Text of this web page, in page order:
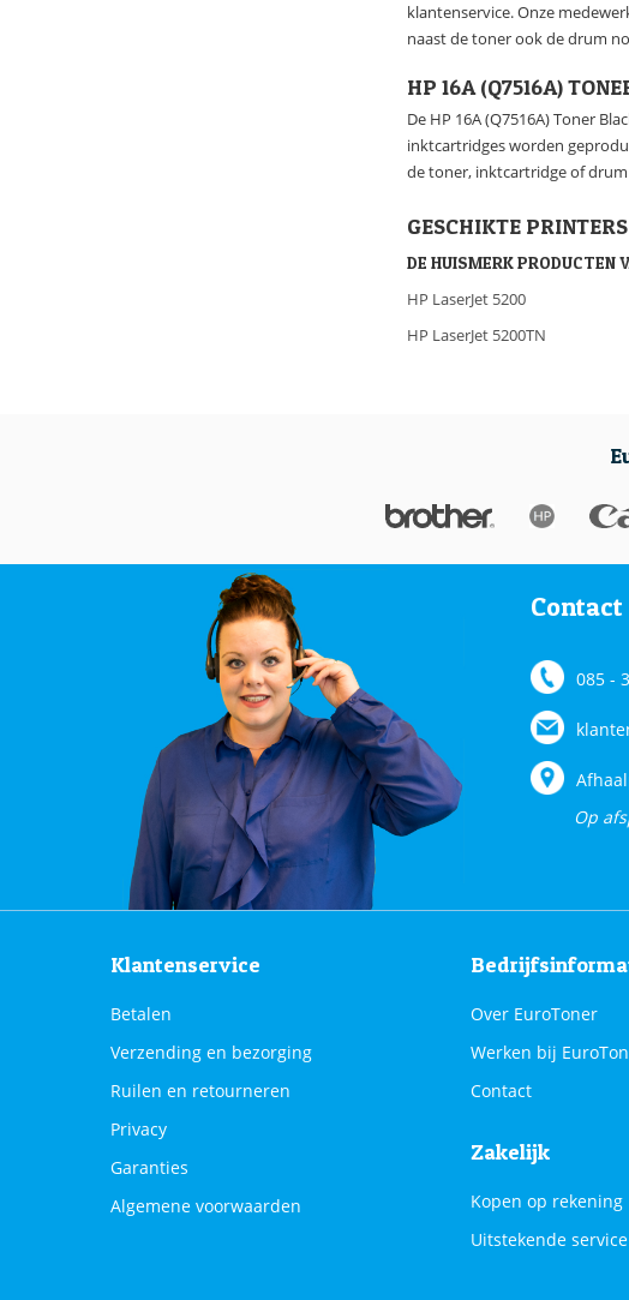
klantenservice. Onze
naast de toner ook de drum
HP 16A (Q7516A)
De HP 16A (Q7516A) Toner
inktcartridges worden
de toner, inktcartridge of
GESCHIKTE PRINTERS
DE HUISMERK PRODUCTEN
HP LaserJet 5200
HP LaserJet 5200TN
Contact
085 -
Op
Klantenservice
Betalen
Verzending en bezorging
Ruilen en retourneren
Privacy
Garanties
Algemene voorwaarden
Over EuroToner
Werken bij
Contact
Zakelijk
Kopen op rekening
Uitstekende service